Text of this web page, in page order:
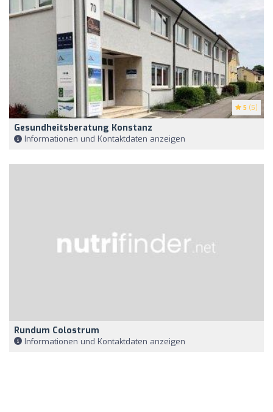
5 (5)
Gesundheitsberatung Konstanz
Informationen und Kontaktdaten anzeigen
Rundum Colostrum
Informationen und Kontaktdaten anzeigen